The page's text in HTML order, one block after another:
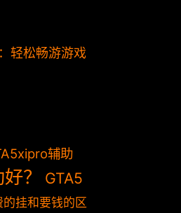
轻松畅游游戏
辅助
？
GTA5
挂和要钱的区